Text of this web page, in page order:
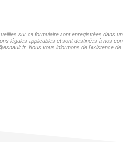
sur ce formulaire sont enregistrées dans
légales applicables et sont destinées à nos
Nous vous informons de l'existence